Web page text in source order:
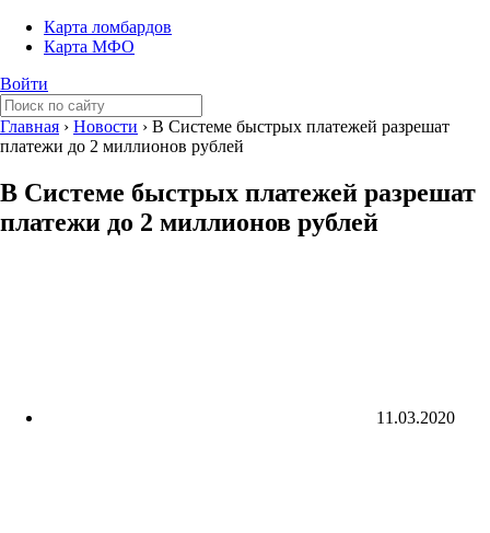
Карта ломбардов
Карта МФО
Войти
Главная › Новости › В Системе быстрых платежей разрешат
платежи до 2 миллионов рублей
В Системе быстрых платежей разрешат
платежи до 2 миллионов рублей
11.03.2020